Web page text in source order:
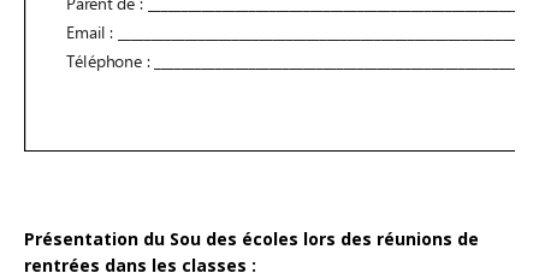
Présentation du Sou des écoles lors des réunions de
rentrées dans les classes :